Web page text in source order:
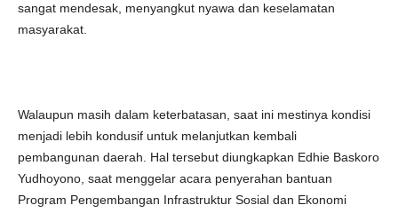
sangat mendesak, menyangkut nyawa dan keselamatan
masyarakat.
Walaupun masih dalam keterbatasan, saat ini mestinya kondisi
menjadi lebih kondusif untuk melanjutkan kembali
pembangunan daerah. Hal tersebut diungkapkan Edhie Baskoro
Yudhoyono, saat menggelar acara penyerahan bantuan
Program Pengembangan Infrastruktur Sosial dan Ekonomi